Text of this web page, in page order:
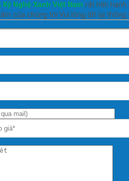
Nghệ Xanh Việt Nam rất hân hạnh
của chúng tôi.Vui lòng để lại